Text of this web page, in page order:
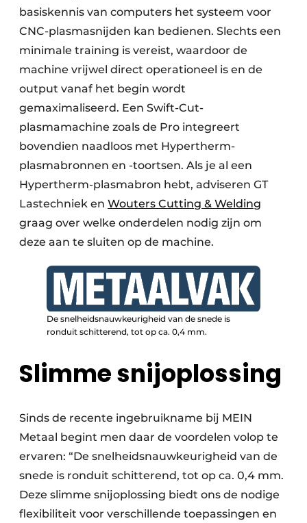
basiskennis van computers het systeem voor
CNC-plasmasnijden kan bedienen. Slechts een
minimale training is vereist, waardoor de
machine vrijwel direct operationeel is en de
output vanaf het begin wordt
gemaximaliseerd. Een Swift-Cut-
plasmamachine zoals de Pro integreert
bovendien naadloos met Hypertherm-
plasmabronnen en -toortsen. Als je al een
Hypertherm-plasmabron hebt, adviseren GT
Lastechniek en Wouters Cutting & Welding
graag over welke onderdelen nodig zijn om
deze aan te sluiten op de machine.
De snelheidsnauwkeurigheid van de snede is
ronduit schitterend, tot op ca. 0,4 mm.
Slimme snijoplossing
Sinds de recente ingebruikname bij MEIN
Metaal begint men daar de voordelen volop te
ervaren: “De snelheidsnauwkeurigheid van de
snede is ronduit schitterend, tot op ca. 0,4 mm.
Deze slimme snijoplossing biedt ons de nodige
flexibiliteit voor verschillende toepassingen en